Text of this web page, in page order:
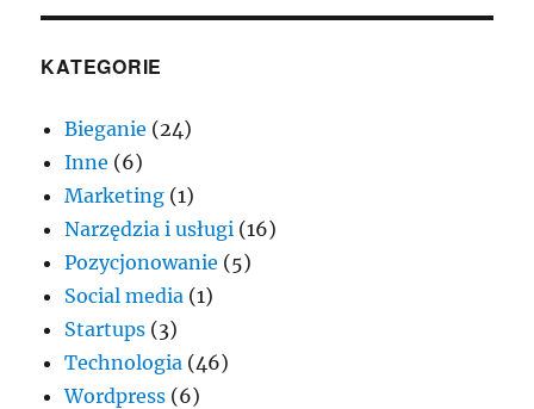
KATEGORIE
Bieganie (24)
Inne (6)
Marketing (1)
Narzędzia i usługi (16)
Pozycjonowanie (5)
Social media (1)
Startups (3)
Technologia (46)
Wordpress (6)